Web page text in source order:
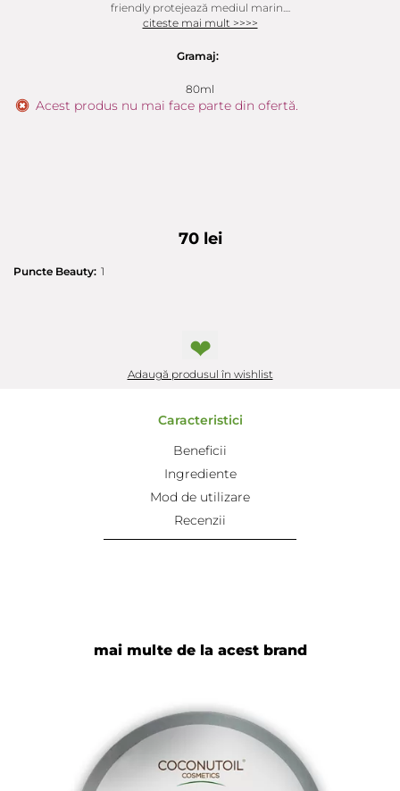
friendly protejează mediul marin....
citeste mai mult >>>>
Gramaj:
80ml
Acest produs nu mai face parte din ofertă.
70 lei
Puncte Beauty: 1
❤
Adaugă produsul în wishlist
Caracteristici
Beneficii
Ingrediente
Mod de utilizare
Recenzii
mai multe de la acest brand